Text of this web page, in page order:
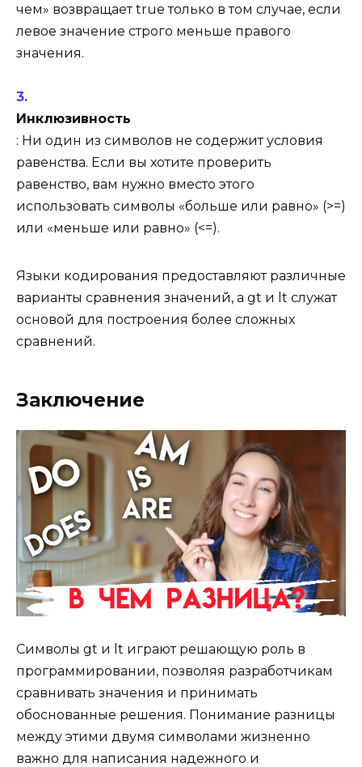
чем» возвращает true только в том случае, если
левое значение строго меньше правого
значения.
Инклюзивность
: Ни один из символов не содержит условия
равенства. Если вы хотите проверить
равенство, вам нужно вместо этого
использовать символы «больше или равно» (>=)
или «меньше или равно» (<=).
Языки кодирования предоставляют различные
варианты сравнения значений, а gt и lt служат
основой для построения более сложных
сравнений.
Заключение
Символы gt и lt играют решающую роль в
программировании, позволяя разработчикам
сравнивать значения и принимать
обоснованные решения. Понимание разницы
между этими двумя символами жизненно
важно для написания надежного и